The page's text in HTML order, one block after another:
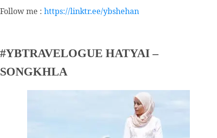
Follow me : https://linktr.ee/ybshehan
#YBTRAVELOGUE HATYAI –
SONGKHLA